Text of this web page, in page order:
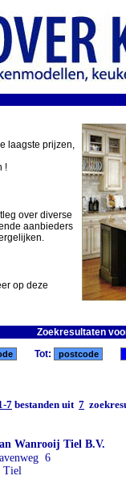
laagste prijzen,
!
over diverse
aanbieders
op deze
Zoekresultaten
Tot:
7 bestanden uit 7
Wanrooij Tiel B.V.
6
Tiel